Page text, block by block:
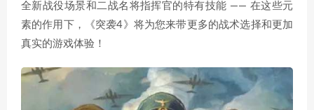
全新战役场景和二战名将指挥官的特有技能 ―― 在这些元
素的作用下，《突袭4》将为您来带更多的战术选择和更加
真实的游戏体验！